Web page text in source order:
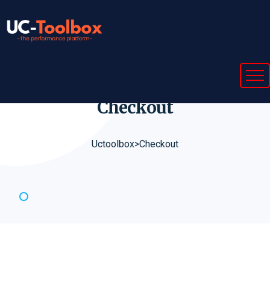
Checkout
Uctoolbox>Checkout